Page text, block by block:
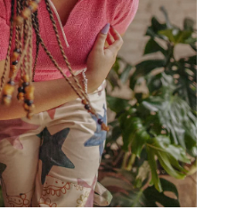
electrónico en nuestro sitio
privacidad y no enviaremos